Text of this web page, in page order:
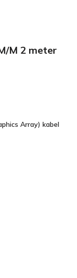
M 2 meter
Array) kabel